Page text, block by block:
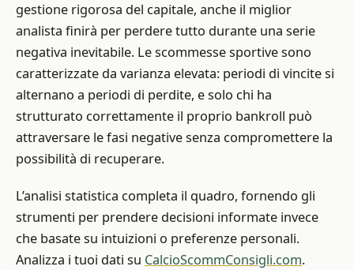
gestione rigorosa del capitale, anche il miglior
analista finirà per perdere tutto durante una serie
negativa inevitabile. Le scommesse sportive sono
caratterizzate da varianza elevata: periodi di vincite si
alternano a periodi di perdite, e solo chi ha
strutturato correttamente il proprio bankroll può
attraversare le fasi negative senza compromettere la
possibilità di recuperare.
L’analisi statistica completa il quadro, fornendo gli
strumenti per prendere decisioni informate invece
che basate su intuizioni o preferenze personali.
Analizza i tuoi dati su CalcioScommConsigli.com.